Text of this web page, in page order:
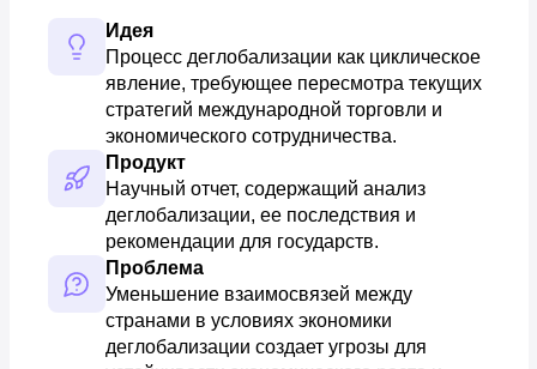
Идея
Процесс деглобализации как циклическое
явление, требующее пересмотра текущих
стратегий международной торговли и
экономического сотрудничества.
Продукт
Научный отчет, содержащий анализ
деглобализации, ее последствия и
рекомендации для государств.
Проблема
Уменьшение взаимосвязей между
странами в условиях экономики
деглобализации создает угрозы для